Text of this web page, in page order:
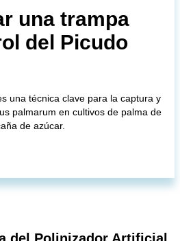
una trampa
del Picudo
una técnica clave para la captura y
palmarum en cultivos de palma de
de azúcar.